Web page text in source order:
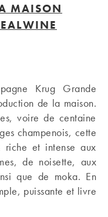
MAISON
Krug Grande
de la maison.
voire de centaine
champenois, cette
riche et intense aux
de noisette, aux
que de moka. En
puissante et livre